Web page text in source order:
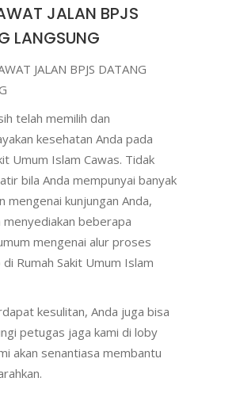
JALAN BPJS
LANGSUNG
telah memilih dan
kesehatan Anda pada
Umum Islam Cawas. Tidak
bila Anda mempunyai banyak
mengenai kunjungan Anda,
menyediakan beberapa
mengenai alur proses
Rumah Sakit Umum Islam
kesulitan, Anda juga bisa
petugas jaga kami di loby
akan senantiasa membantu